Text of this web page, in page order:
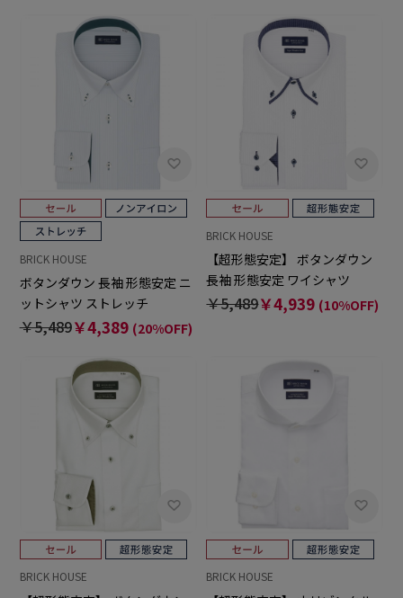
BRICK HOUSE
ボタンダウン 長袖 形態安定 ニ
ットシャツ ストレッチ
￥5,489￥4,389 (20%OFF)
BRICK HOUSE
【超形態安定】 ボタンダウン
長袖 形態安定 ワイシャツ
￥5,489￥4,939 (10%OFF)
BRICK HOUSE BRICK HOUSE